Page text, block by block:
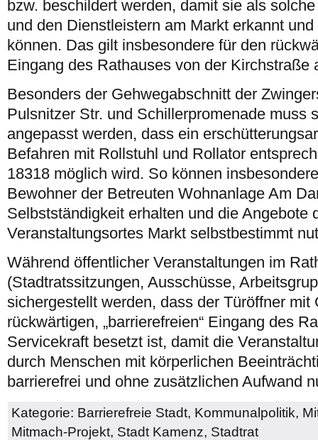
bzw. beschildert werden, damit sie als
und den Dienstleistern am Markt erkannt
können. Das gilt insbesondere für den
Eingang des Rathauses von der Kirchstraße
Besonders der Gehwegabschnitt der
Pulsnitzer Str. und Schillerpromenade muss
angepasst werden, dass ein
Befahren mit Rollstuhl und Rollator
18318 möglich wird. So können
Bewohner der Betreuten Wohnanlage Am
Selbstständigkeit erhalten und die Angebote
Veranstaltungsortes Markt selbstbestimmt
Während öffentlicher Veranstaltungen im
(Stadtratssitzungen, Ausschüsse,
sichergestellt werden, dass der Türöffner mit
rückwärtigen, „barrierefreien“ Eingang des
Servicekraft besetzt ist, damit die
durch Menschen mit körperlichen
barrierefrei und ohne zusätzlichen Aufwand
Kategorie: Barrierefreie Stadt, Kommunalpolitik,
Mitmach-Projekt, Stadt Kamenz, Stadtrat